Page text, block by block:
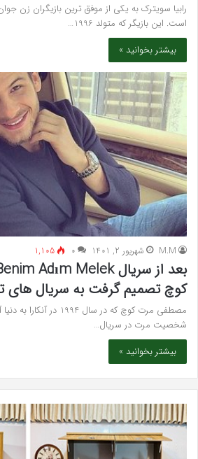
رابیا سویترک به یکی از موفق ترین بازیگران زن
است. این بازیگر که متولد 1996…
بیشتر بخوانید »
M.M شهریور 2, 1401 ۰ 1,105
کوچ تصمیم گرفت به سریال های
شخصیت مرت در سریال…
بیشتر بخوانید »
خرید
مدل
دیواری